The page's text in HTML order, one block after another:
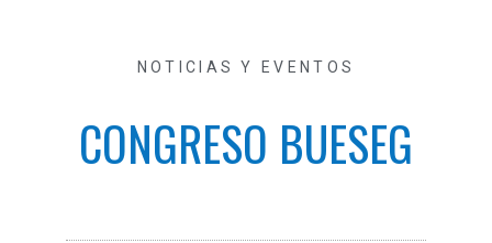
NOTICIAS Y EVENTOS
CONGRESO BUESEG